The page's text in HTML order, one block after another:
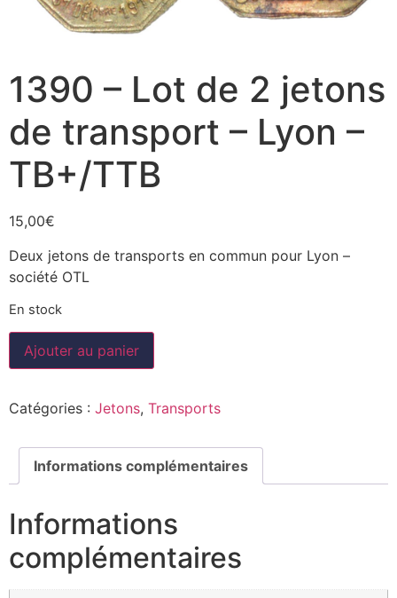
1390 – Lot de 2 jetons
de transport – Lyon –
TB+/TTB
15,00€
Deux jetons de transports en commun pour Lyon –
société OTL
En stock
Ajouter au panier
Catégories : Jetons, Transports
Informations complémentaires
Informations
complémentaires